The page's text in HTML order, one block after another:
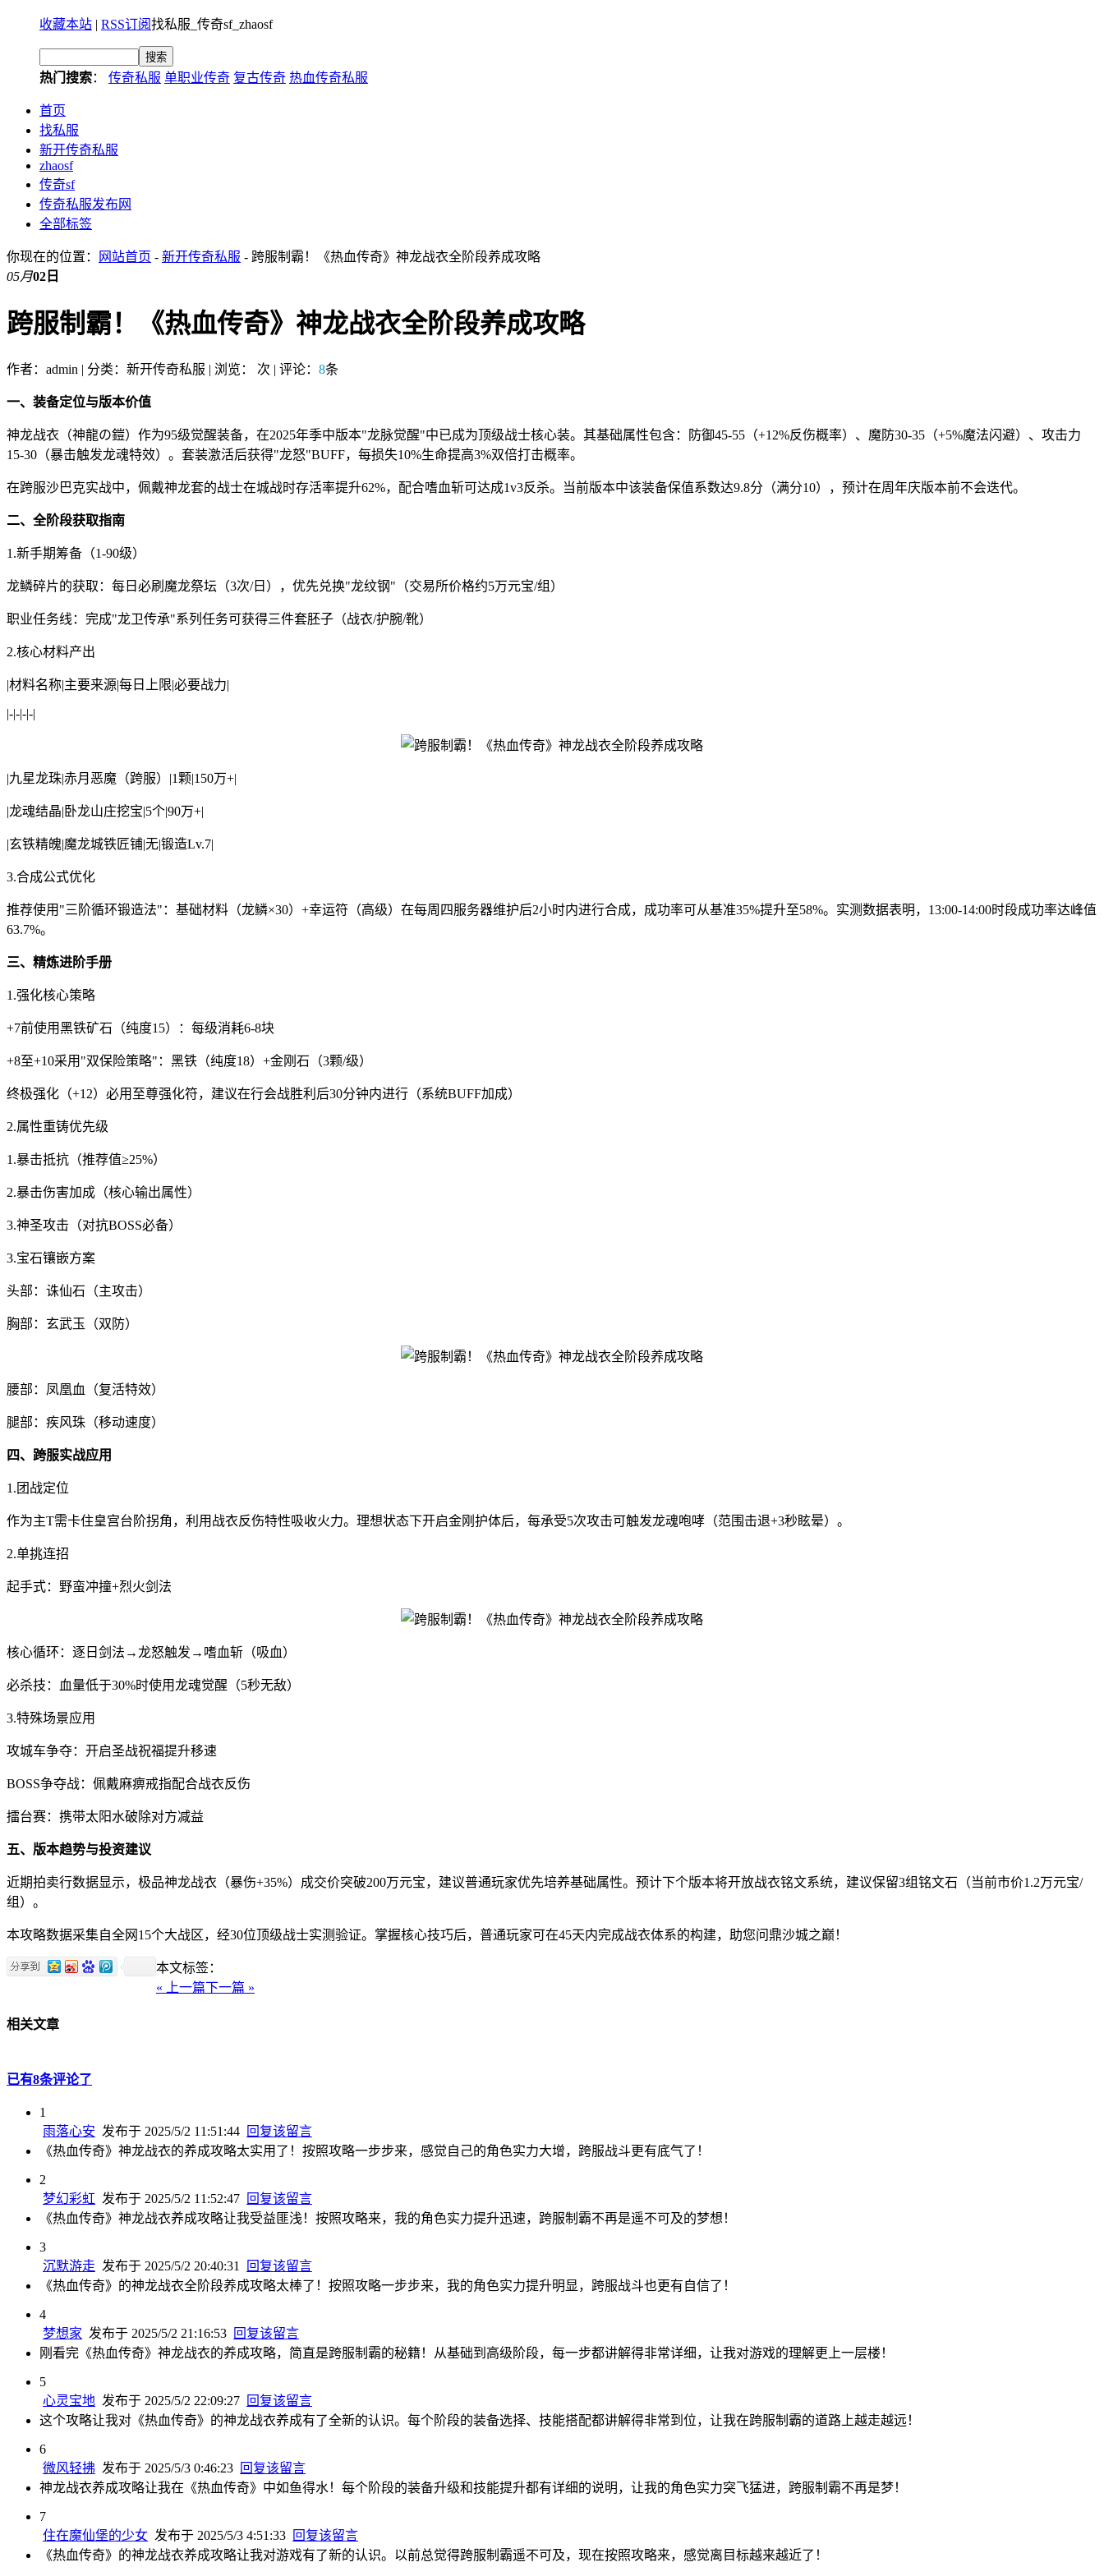
收藏本站 | RSS订阅找私服_传奇sf_zhaosf
热门搜索： 传奇私服 单职业传奇 复古传奇 热血传奇私服
首页
找私服
新开传奇私服
zhaosf
传奇sf
传奇私服发布网
全部标签
你现在的位置： 网站首页 - 新开传奇私服 - 跨服制霸！《热血传奇》神龙战衣全阶段养成攻略
05月02日
跨服制霸！《热血传奇》神龙战衣全阶段养成攻略
作者：admin | 分类：新开传奇私服 | 浏览： 次 | 评论： 8条
一、装备定位与版本价值
神龙战衣（神龍の鎧）作为95级觉醒装备，在2025年季中版本"龙脉觉醒"中已成为顶级战士核心装。其基础属性包含：防御45-55（+12%反伤概率）、魔防30-35（+5%魔法闪避）、攻击力
15-30（暴击触发龙魂特效）。套装激活后获得"龙怒"BUFF，每损失10%生命提高3%双倍打击概率。
在跨服沙巴克实战中，佩戴神龙套的战士在城战时存活率提升62%，配合嗜血斩可达成1v3反杀。当前版本中该装备保值系数达9.8分（满分10），预计在周年庆版本前不会迭代。
二、全阶段获取指南
1.新手期筹备（1-90级）
龙鳞碎片的获取：每日必刷魔龙祭坛（3次/日），优先兑换"龙纹钢"（交易所价格约5万元宝/组）
职业任务线：完成"龙卫传承"系列任务可获得三件套胚子（战衣/护腕/靴）
2.核心材料产出
|材料名称|主要来源|每日上限|必要战力|
|-|-|-|-|
|九星龙珠|赤月恶魔（跨服）|1颗|150万+|
|龙魂结晶|卧龙山庄挖宝|5个|90万+|
|玄铁精魄|魔龙城铁匠铺|无|锻造Lv.7|
3.合成公式优化
推荐使用"三阶循环锻造法"：基础材料（龙鳞×30）+幸运符（高级）在每周四服务器维护后2小时内进行合成，成功率可从基准35%提升至58%。实测数据表明，13:00-14:00时段成功率达峰值
63.7%。
三、精炼进阶手册
1.强化核心策略
+7前使用黑铁矿石（纯度15）：每级消耗6-8块
+8至+10采用"双保险策略"：黑铁（纯度18）+金刚石（3颗/级）
终极强化（+12）必用至尊强化符，建议在行会战胜利后30分钟内进行（系统BUFF加成）
2.属性重铸优先级
1.暴击抵抗（推荐值≥25%）
2.暴击伤害加成（核心输出属性）
3.神圣攻击（对抗BOSS必备）
3.宝石镶嵌方案
头部：诛仙石（主攻击）
胸部：玄武玉（双防）
腰部：凤凰血（复活特效）
腿部：疾风珠（移动速度）
四、跨服实战应用
1.团战定位
作为主T需卡住皇宫台阶拐角，利用战衣反伤特性吸收火力。理想状态下开启金刚护体后，每承受5次攻击可触发龙魂咆哮（范围击退+3秒眩晕）。
2.单挑连招
起手式：野蛮冲撞+烈火剑法
核心循环：逐日剑法→龙怒触发→嗜血斩（吸血）
必杀技：血量低于30%时使用龙魂觉醒（5秒无敌）
3.特殊场景应用
攻城车争夺：开启圣战祝福提升移速
BOSS争夺战：佩戴麻痹戒指配合战衣反伤
擂台赛：携带太阳水破除对方减益
五、版本趋势与投资建议
近期拍卖行数据显示，极品神龙战衣（暴伤+35%）成交价突破200万元宝，建议普通玩家优先培养基础属性。预计下个版本将开放战衣铭文系统，建议保留3组铭文石（当前市价1.2万元宝/
组）。
本攻略数据采集自全网15个大战区，经30位顶级战士实测验证。掌握核心技巧后，普通玩家可在45天内完成战衣体系的构建，助您问鼎沙城之巅！
本文标签：
« 上一篇下一篇 »
相关文章
已有8条评论了
1
雨落心安 发布于 2025/5/2 11:51:44 回复该留言
《热血传奇》神龙战衣的养成攻略太实用了！按照攻略一步步来，感觉自己的角色实力大增，跨服战斗更有底气了！
2
梦幻彩虹 发布于 2025/5/2 11:52:47 回复该留言
《热血传奇》神龙战衣养成攻略让我受益匪浅！按照攻略来，我的角色实力提升迅速，跨服制霸不再是遥不可及的梦想！
3
沉默游走 发布于 2025/5/2 20:40:31
回复该留言
《热血传奇》的神龙战衣全阶段养成攻略太棒了！按照攻略一步步来，我的角色实力提升明显，跨服战斗也更有自信了！
4
梦想家 发布于 2025/5/2 21:16:53 回复该留言
刚看完《热血传奇》神龙战衣的养成攻略，简直是跨服制霸的秘籍！从基础到高级阶段，每一步都讲解得非常详细，让我对游戏的理解更上一层楼！
5
心灵宝地 发布于 2025/5/2 22:09:27 回复该留言
这个攻略让我对《热血传奇》的神龙战衣养成有了全新的认识。每个阶段的装备选择、技能搭配都讲解得非常到位，让我在跨服制霸的道路上越走越远！
6
微风轻拂 发布于 2025/5/3 0:46:23 回复该留言
神龙战衣养成攻略让我在《热血传奇》中如鱼得水！每个阶段的装备升级和技能提升都有详细的说明，让我的角色实力突飞猛进，跨服制霸不再是梦！
7
住在魔仙堡的少女 发布于 2025/5/3 4:51:33 回复该留言
《热血传奇》的神龙战衣养成攻略让我对游戏有了新的认识。以前总觉得跨服制霸遥不可及，现在按照攻略来，感觉离目标越来越近了！